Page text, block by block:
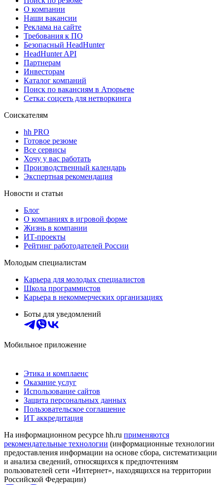
О компании
Наши вакансии
Реклама на сайте
Требования к ПО
Безопасный HeadHunter
HeadHunter API
Партнерам
Инвесторам
Каталог компаний
Поиск по вакансиям в Атюрьеве
Сетка: соцсеть для нетворкинга
Соискателям
hh PRO
Готовое резюме
Все сервисы
Хочу у вас работать
Производственный календарь
Экспертная рекомендация
Новости и статьи
Блог
О компаниях в игровой форме
Жизнь в компании
ИТ-проекты
Рейтинг работодателей России
Молодым специалистам
Карьера для молодых специалистов
Школа программистов
Карьера в некоммерческих организациях
Боты для уведомлений
Мобильное приложение
Этика и комплаенс
Оказание услуг
Использование сайтов
Защита персональных данных
Пользовательское соглашение
ИТ аккредитация
На информационном ресурсе hh.ru применяются
рекомендательные технологии (информационные технологии
предоставления информации на основе сбора, систематизации
и анализа сведений, относящихся к предпочтениям
пользователей сети «Интернет», находящихся на территории
Российской Федерации)